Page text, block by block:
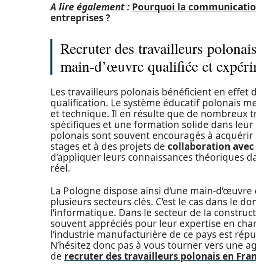
A lire également : Pourquoi la
entreprises ?
Recruter des travailleurs
main-d’œuvre qualifiée et
Les travailleurs polonais bénéficient en effet
qualification. Le système éducatif polonais
et technique. Il en résulte que de nombreux
spécifiques et une formation solide dans
polonais sont souvent encouragés à
stages et à des projets de collaboration
d’appliquer leurs connaissances théoriques
réel.
La Pologne dispose ainsi d’une main-
plusieurs secteurs clés. C’est le cas dans le
l’informatique. Dans le secteur de la
souvent appréciés pour leur expertise en
l’industrie manufacturière de ce pays est
N’hésitez donc pas à vous tourner vers une
de recruter des travailleurs polonais en